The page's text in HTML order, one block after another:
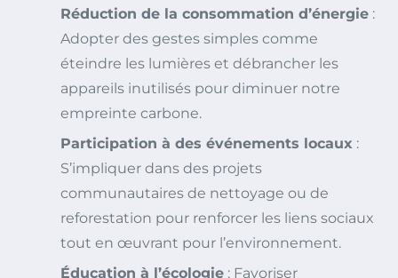
Réduction de la consommation d’énergie :
Adopter des gestes simples comme
éteindre les lumières et débrancher les
appareils inutilisés pour diminuer notre
empreinte carbone.
Participation à des événements locaux :
S’impliquer dans des projets
communautaires de nettoyage ou de
reforestation pour renforcer les liens sociaux
tout en œuvrant pour l’environnement.
Éducation à l’écologie : Favoriser